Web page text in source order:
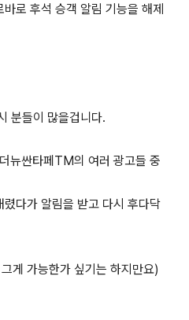
로 후석 승객 알림 기능을 해제
분들이 많을겁니다.
뉴싼타페TM의 여러 광고들 중
다가 알림을 받고 다시 후다닥
게 가능한가 싶기는 하지만요)